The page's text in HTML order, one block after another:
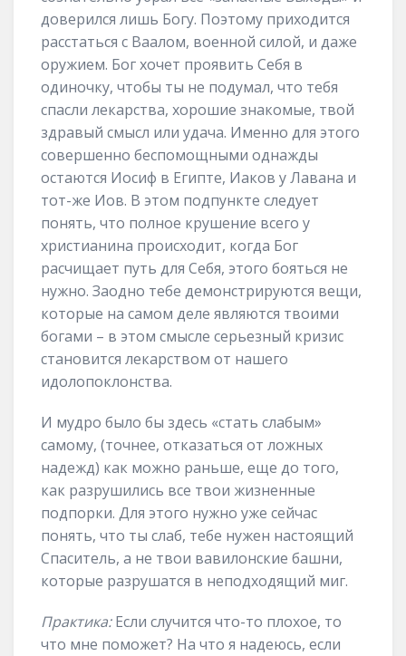
доверился лишь Богу. Поэтому приходится
расстаться с Ваалом, военной силой, и даже
оружием. Бог хочет проявить Себя в
одиночку, чтобы ты не подумал, что тебя
спасли лекарства, хорошие знакомые, твой
здравый смысл или удача. Именно для этого
совершенно беспомощными однажды
остаются Иосиф в Египте, Иаков у Лавана и
тот-же Иов. В этом подпункте следует
понять, что полное крушение всего у
христианина происходит, когда Бог
расчищает путь для Себя, этого бояться не
нужно. Заодно тебе демонстрируются вещи,
которые на самом деле являются твоими
богами – в этом смысле серьезный кризис
становится лекарством от нашего
идолопоклонства.
И мудро было бы здесь «стать слабым»
самому, (точнее, отказаться от ложных
надежд) как можно раньше, еще до того,
как разрушились все твои жизненные
подпорки. Для этого нужно уже сейчас
понять, что ты слаб, тебе нужен настоящий
Спаситель, а не твои вавилонские башни,
которые разрушатся в неподходящий миг.
Практика:Если случится что-то плохое, то
что мне поможет? На что я надеюсь, если